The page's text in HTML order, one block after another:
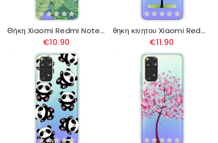
Θήκη Xiaomi Redmi Note 11 Pro 4G / 5G Φύλλα Γραφήματος
€10.90
θηκη κινητου Xiaomi Redmi Note 11 Pro 4G / 5G Διαφανές Δέντρο Ακουαρέλας
€11.90